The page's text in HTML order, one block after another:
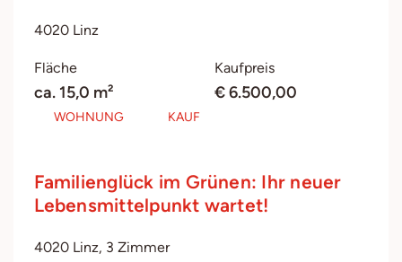
4020 Linz
Fläche
ca. 15,0 m²
Kaufpreis
€ 6.500,00
WOHNUNG KAUF
Familienglück im Grünen: Ihr neuer
Lebensmittelpunkt wartet!
4020 Linz, 3 Zimmer